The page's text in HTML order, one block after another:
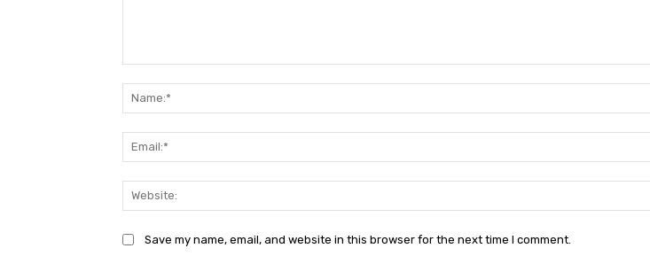
Save my name, email, and website in this browser for the next time I comment.